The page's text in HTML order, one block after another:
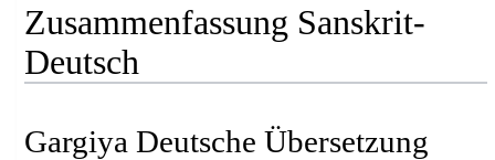
Zusammenfassung Sanskrit-
Deutsch
Gargiya Deutsche Übersetzung